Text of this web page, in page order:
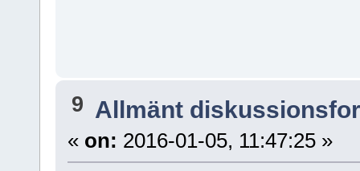
9 Allmänt
« on: 2016-01-05, 11:47:25 »